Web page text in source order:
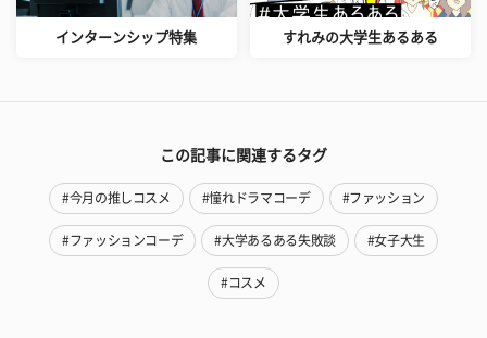
インターンシップ特集 すれみの大学生あるある
この記事に関連するタグ
#今月の推しコスメ #憧れドラマコーデ #ファッション
#ファッションコーデ #大学あるある失敗談 #女子大生
#コスメ